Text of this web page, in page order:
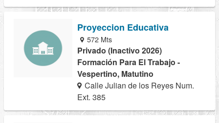
Proyeccion Educativa
572 Mts
Privado (Inactivo 2026)
Formación Para El Trabajo -
Vespertino, Matutino
Calle Julian de los Reyes Num.
Ext. 385